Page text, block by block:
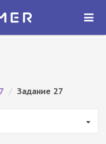
ОТКРЫТЬ
/ Задание 27